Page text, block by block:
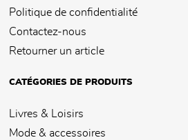
Politique de confidentialité
Contactez-nous
Retourner un article
CATÉGORIES DE PRODUITS
Livres & Loisirs
Mode & accessoires